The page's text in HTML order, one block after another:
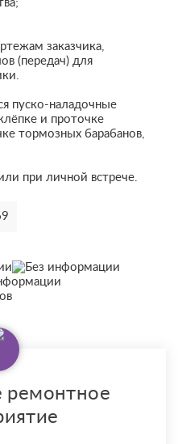
заказчика,
(передач) для
пуско-наладочные
и проточке
тормозных барабанов,
при личной встрече.
ремонтное